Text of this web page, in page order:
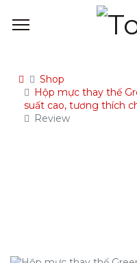
Shop
Hộp mực thay thế
suất cao, tương thích
Review